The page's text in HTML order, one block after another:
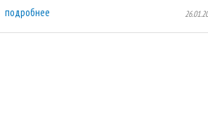
подробнее